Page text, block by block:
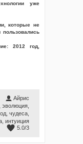
уже
которые не
пользовались
2012 год,
Айрис
эволюция
чудеса
интуиция
5.0/3